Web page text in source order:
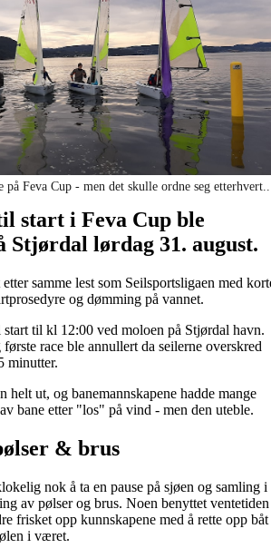
Feva Cup - men det skulle ordne seg
start i Feva Cup ble
Stjørdal lørdag 31. august.
samme lest som Seilsportsligaen med
og dømming på vannet.
til kl 12:00 ved moloen på Stjørdal havn.
race ble annullert da seilerne overskred
minutter.
helt ut, og banemannskapene hadde mange
bane etter "los" på vind - men den uteble.
& brus
nok å ta en pause på sjøen og samling i
av pølser og brus. Noen benyttet ventetiden
frisket opp kunnskapene med å rette opp båt
i været.